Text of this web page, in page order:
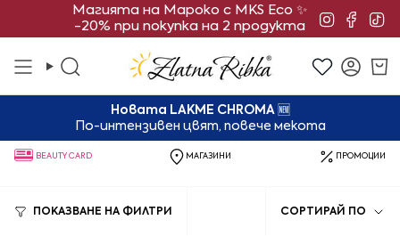
Преминете
Новата LAKME CHROMA 🆕
По-интензивен цвят, повече мекота
Магията на Мароко с MKS Eco ✨
-20% при покупка на 2 продукта
Търсене
BEAUTY CARD МАГАЗИНИ ПРОМОЦИИ
ПОКАЗВАНЕ НА ФИЛТРИ СОРТИРАЙ ПО